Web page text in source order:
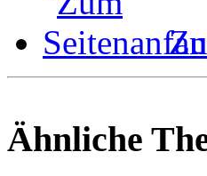
Ähnliche